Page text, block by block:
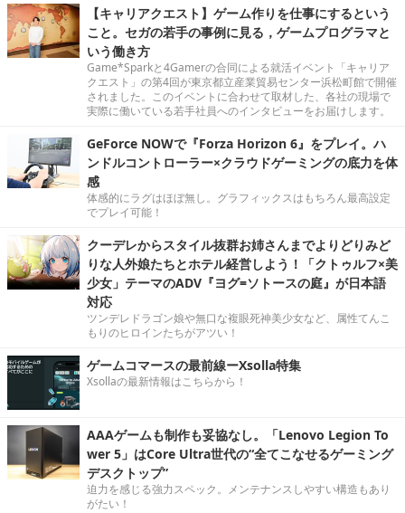
【キャリアクエスト】ゲーム作りを仕事にするという
こと。セガの若手の事例に見る，ゲームプログラマと
いう働き方
Game*Sparkと4Gamerの合同による就活イベント「キャリア
クエスト」の第4回が東京都立産業貿易センター浜松町館で開催
されました。このイベントに合わせて取材した、各社の現場で
実際に働いている若手社員へのインタビューをお届けします。
GeForce NOWで『Forza Horizon 6』をプレイ。ハ
ンドルコントローラー×クラウドゲーミングの底力を体
感
体感的にラグはほぼ無し。グラフィックスはもちろん最高設定
でプレイ可能！
クーデレからスタイル抜群お姉さんまでよりどりみど
りな人外娘たちとホテル経営しよう！「クトゥルフ×美
少女」テーマのADV『ヨグ=ソトースの庭』が日本語
対応
ツンデレドラゴン娘や無口な複眼死神美少女など、属性てんこ
もりのヒロインたちがアツい！
ゲームコマースの最前線ーXsolla特集
Xsollaの最新情報はこちらから！
AAAゲームも制作も妥協なし。「Lenovo Legion To
wer 5」はCore Ultra世代の“全てこなせるゲーミング
デスクトップ”
迫力を感じる強力スペック。メンテナンスしやすい構造もあり
がたい！